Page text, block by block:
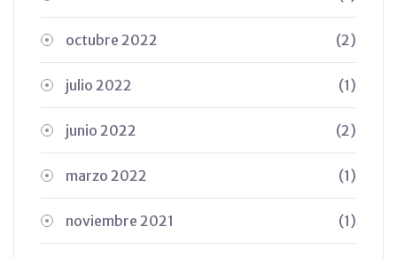
octubre 2022 (2)
julio 2022 (1)
junio 2022 (2)
marzo 2022 (1)
noviembre 2021 (1)